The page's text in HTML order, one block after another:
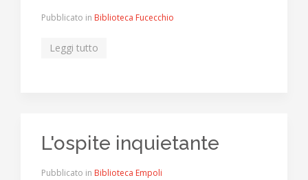
Pubblicato in Biblioteca Fucecchio
Leggi tutto
L'ospite inquietante
Pubblicato in Biblioteca Empoli